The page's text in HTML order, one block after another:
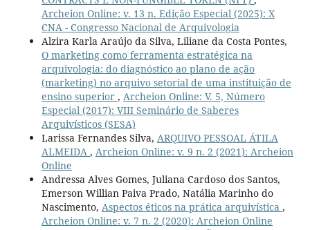
Archeion Online: v. 13 n. Edição Especial (2025): X
CNA - Congresso Nacional de Arquivologia
Alzira Karla Araújo da Silva, Liliane da Costa Pontes,
O marketing como ferramenta estratégica na
arquivologia: do diagnóstico ao plano de ação
(marketing) no arquivo setorial de uma instituição de
ensino superior , Archeion Online: V. 5, Número
Especial (2017): VIII Seminário de Saberes
Arquivísticos (SESA)
Larissa Fernandes Silva, ARQUIVO PESSOAL ÁTILA
ALMEIDA , Archeion Online: v. 9 n. 2 (2021): Archeion
Online
Andressa Alves Gomes, Juliana Cardoso dos Santos,
Emerson Willian Paiva Prado, Natália Marinho do
Nascimento, Aspectos éticos na prática arquivística ,
Archeion Online: v. 7 n. 2 (2020): Archeion Online